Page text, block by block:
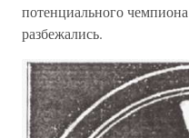
потенциального
разбежались.